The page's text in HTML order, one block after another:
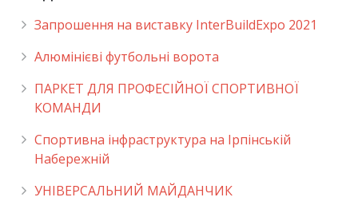
Запрошення на виставку InterBuildExpo 2021
Алюмінієві футбольні ворота
ПАРКЕТ ДЛЯ ПРОФЕСІЙНОЇ СПОРТИВНОЇ
КОМАНДИ
Спортивна інфраструктура на Ірпінській
Набережній
УНІВЕРСАЛЬНИЙ МАЙДАНЧИК